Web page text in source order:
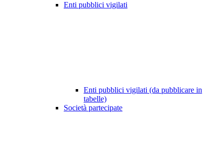
Enti pubblici vigilati
Enti pubblici vigilati (da pubblicare in
tabelle)
Società partecipate